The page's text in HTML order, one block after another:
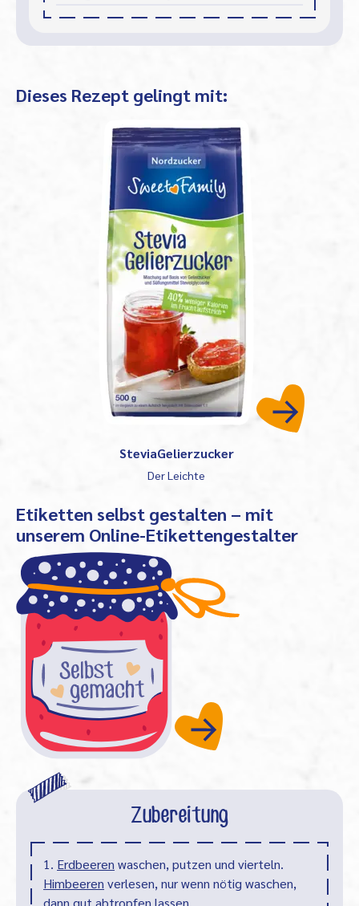
Dieses Rezept gelingt mit:
SteviaGelierzucker
Der Leichte
Etiketten selbst gestalten – mit
unserem Online-Etikettengestalter
Zubereitung
1. Erdbeeren waschen, putzen und vierteln.
Himbeeren verlesen, nur wenn nötig waschen,
dann gut abtropfen lassen.